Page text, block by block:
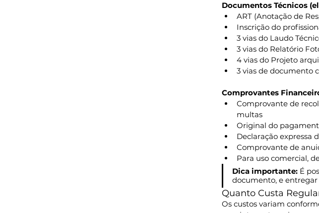
Documentos Técnicos
ART (Anotação de
Inscrição do
3 vias do Laudo
3 vias do Relatório
4 vias do Projeto
3 vias de documento
Comprovantes
Comprovante de
multas
Original do
Declaração expressa
Comprovante de
Para uso comercial,
Dica importante: É
documento, e
Quanto Custa
Os custos variam